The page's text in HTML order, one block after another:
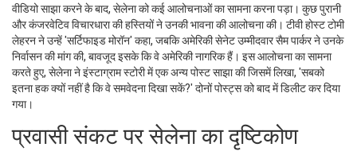
वीडियो साझा करने के बाद, सेलेना को कई आलोचनाओं का सामना करना पड़ा। कुछ पुरानी
और कंजरवेटिव विचारधारा की हस्तियों ने उनकी भावना की आलोचना की। टीवी होस्ट टोमी
लेहरन ने उन्हें 'सर्टिफाइड मोरॉन' कहा, जबकि अमेरिकी सेनेट उम्मीदवार सैम पार्कर ने उनके
निर्वासन की मांग की, बावजूद इसके कि वे अमेरिकी नागरिक हैं। इस आलोचना का सामना
करते हुए, सेलेना ने इंस्टाग्राम स्टोरी में एक अन्य पोस्ट साझा की जिसमें लिखा, 'सबको
इतना हक क्यों नहीं है कि वे समवेदना दिखा सकें?' दोनों पोस्ट्स को बाद में डिलीट कर दिया
गया।
प्रवासी संकट पर सेलेना का दृष्टिकोण